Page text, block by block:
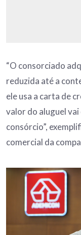
“O consorciado
reduzida até a
ele usa a carta de
valor do aluguel
consórcio”,
comercial da